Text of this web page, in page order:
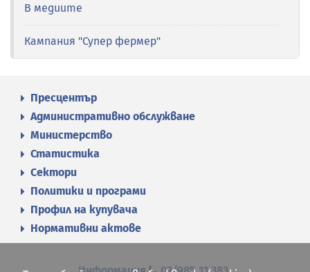
В медиите
Кампания "Супер фермер"
Пресцентър
Административно обслужване
Министерство
Статистика
Сектори
Политики и програми
Профил на купувача
Нормативни актове